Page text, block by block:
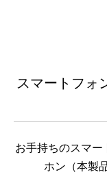
スマートフォ
お手持ちのスマー
ホン（本製